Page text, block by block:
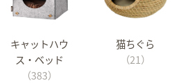
キャットハウ
ス・ベッド
（383）
猫ちぐら
（21）